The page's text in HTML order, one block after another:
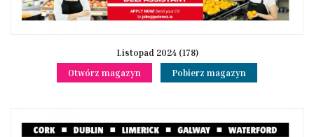
Listopad 2024 (178)
Otwórz magazyn
Pobierz magazyn